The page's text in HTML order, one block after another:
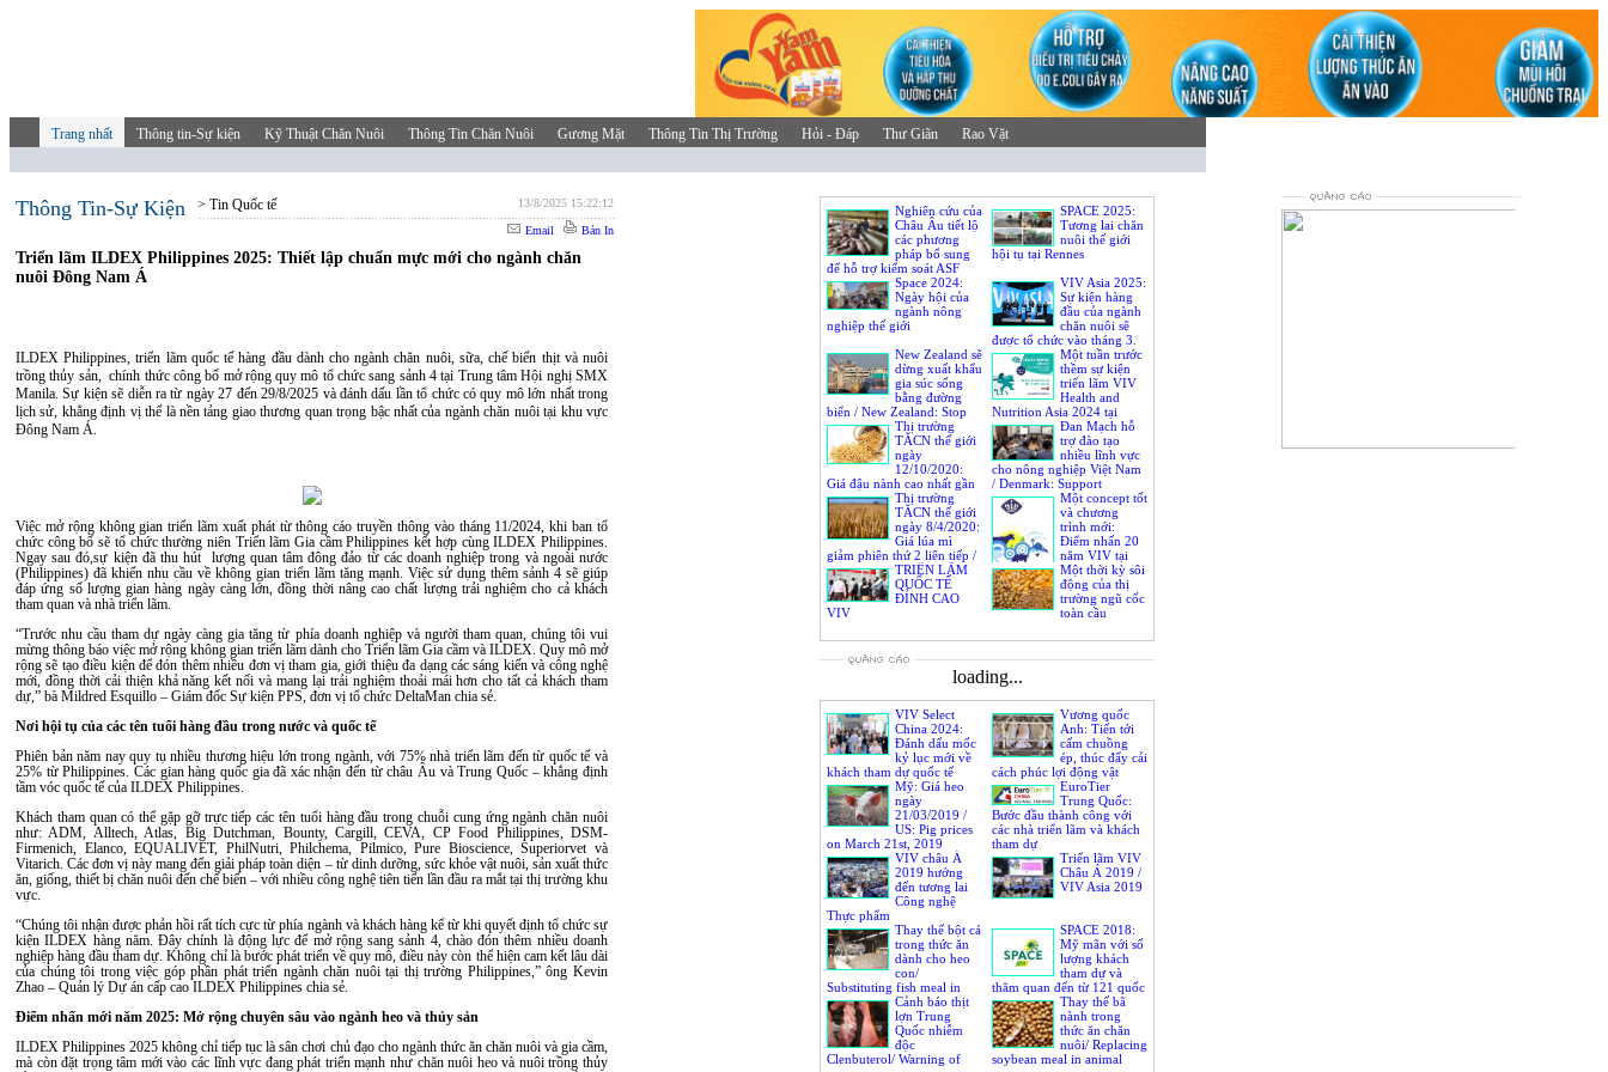
Trang nhất Thông tin-Sự kiện Kỹ Thuật Chăn Nuôi Thông Tin Chăn Nuôi Gương Mặt Thông Tin Thị Trường Hỏi - Đáp Thư Giãn Rao Vặt
Thông Tin-Sự Kiện > Tin Quốc tế 13/8/2025 15:22:12
Email Bản In
Triển lãm ILDEX Philippines 2025: Thiết lập chuẩn mực mới cho ngành chăn
nuôi Đông Nam Á
ILDEX Philippines, triển lãm quốc tế hàng đầu dành cho ngành chăn nuôi, sữa, chế biến thịt và nuôi
trồng thủy sản, chính thức công bố mở rộng quy mô tổ chức sang sảnh 4 tại Trung tâm Hội nghị SMX
Manila. Sự kiện sẽ diễn ra từ ngày 27 đến 29/8/2025 và đánh dấu lần tổ chức có quy mô lớn nhất trong
lịch sử, khẳng định vị thế là nền tảng giao thương quan trọng bậc nhất của ngành chăn nuôi tại khu vực
Đông Nam Á.
Việc mở rộng không gian triển lãm xuất phát từ thông cáo truyền thông vào tháng 11/2024, khi ban tổ
chức công bố sẽ tổ chức thường niên Triển lãm Gia cầm Philippines kết hợp cùng ILDEX Philippines.
Ngay sau đó,sự kiện đã thu hút lượng quan tâm đông đảo từ các doanh nghiệp trong và ngoài nước
(Philippines) đã khiến nhu cầu về không gian triển lãm tăng mạnh. Việc sử dụng thêm sảnh 4 sẽ giúp
đáp ứng số lượng gian hàng ngày càng lớn, đồng thời nâng cao chất lượng trải nghiệm cho cả khách
tham quan và nhà triển lãm.
“Trước nhu cầu tham dự ngày càng gia tăng từ phía doanh nghiệp và người tham quan, chúng tôi vui
mừng thông báo việc mở rộng không gian triển lãm dành cho Triển lãm Gia cầm và ILDEX. Quy mô mở
rộng sẽ tạo điều kiện để đón thêm nhiều đơn vị tham gia, giới thiệu đa dạng các sáng kiến và công nghệ
mới, đồng thời cải thiện khả năng kết nối và mang lại trải nghiệm thoải mái hơn cho tất cả khách tham
dự,” bà Mildred Esquillo – Giám đốc Sự kiện PPS, đơn vị tổ chức DeltaMan chia sẻ.
Nơi hội tụ của các tên tuổi hàng đầu trong nước và quốc tế
Phiên bản năm nay quy tụ nhiều thương hiệu lớn trong ngành, với 75% nhà triển lãm đến từ quốc tế và
25% từ Philippines. Các gian hàng quốc gia đã xác nhận đến từ châu Âu và Trung Quốc – khẳng định
tầm vóc quốc tế của ILDEX Philippines.
Khách tham quan có thể gặp gỡ trực tiếp các tên tuổi hàng đầu trong chuỗi cung ứng ngành chăn nuôi
như: ADM, Alltech, Atlas, Big Dutchman, Bounty, Cargill, CEVA, CP Food Philippines, DSM-
Firmenich, Elanco, EQUALIVET, PhilNutri, Philchema, Pilmico, Pure Bioscience, Superiorvet và
Vitarich. Các đơn vị này mang đến giải pháp toàn diện – từ dinh dưỡng, sức khỏe vật nuôi, sản xuất thức
ăn, giống, thiết bị chăn nuôi đến chế biến – với nhiều công nghệ tiên tiến lần đầu ra mắt tại thị trường khu
vực.
“Chúng tôi nhận được phản hồi rất tích cực từ phía ngành và khách hàng kể từ khi quyết định tổ chức sự
kiện ILDEX hàng năm. Đây chính là động lực để mở rộng sang sảnh 4, chào đón thêm nhiều doanh
nghiệp hàng đầu tham dự. Không chỉ là bước phát triển về quy mô, điều này còn thể hiện cam kết lâu dài
của chúng tôi trong việc góp phần phát triển ngành chăn nuôi tại thị trường Philippines,” ông Kevin
Zhao – Quản lý Dự án cấp cao ILDEX Philippines chia sẻ.
Điểm nhấn mới năm 2025: Mở rộng chuyên sâu vào ngành heo và thủy sản
ILDEX Philippines 2025 không chỉ tiếp tục là sân chơi chủ đạo cho ngành thức ăn chăn nuôi và gia cầm,
mà còn đặt trọng tâm mới vào các lĩnh vực đang phát triển mạnh như chăn nuôi heo và nuôi trồng thủy
SPACE 2025:
Tương lai chăn
nuôi thế giới
hội tụ tại Rennes
Nghiên cứu của
Châu Âu tiết lộ
các phương
pháp bổ sung
để hỗ trợ kiểm soát ASF
VIV Asia 2025:
Sự kiện hàng
đầu của ngành
chăn nuôi sẽ
được tổ chức vào tháng 3.
Space 2024:
Ngày hội của
ngành nông
nghiệp thế giới
Một tuần trước
thềm sự kiện
triển lãm VIV
Health and
Nutrition Asia 2024 tại
Bangkok
New Zealand sẽ
dừng xuất khẩu
gia súc sống
bằng đường
biển / New Zealand: Stop
exporting live livestock by
Đan Mạch hỗ
trợ đào tạo
nhiều lĩnh vực
cho nông nghiệp Việt Nam
/ Denmark: Support
training in many fields for
Vietnamese agriculture
Thị trường
TĂCN thế giới
ngày
12/10/2020:
Giá đậu nành cao nhất gần
2 năm / World animal feed
market on October 12th,
2020: Prices of soybean is
highest since 2018
Một concept tốt
và chương
trình mới:
Điểm nhấn 20
năm VIV tại
Trung Quốc!
Thị trường
TĂCN thế giới
ngày 8/4/2020:
Giá lúa mì
giảm phiên thứ 2 liên tiếp /
World animal feed market
on April 8th, 2020: Prices
of wheat down for 2nd
session in a row
Một thời kỳ sôi
động của thị
trường ngũ cốc
toàn cầu
TRIỂN LÃM
QUỐC TẾ
ĐỈNH CAO
VIV
loading...
Vương quốc
Anh: Tiến tới
cấm chuồng
ép, thúc đẩy cải
cách phúc lợi động vật
trong ngành chăn nuôi
VIV Select
China 2024:
Đánh dấu mốc
kỷ lục mới về
khách tham dự quốc tế
EuroTier
Trung Quốc:
Bước đầu thành công với
các nhà triển lãm và khách
tham dự
Mỹ: Giá heo
ngày
21/03/2019 /
US: Pig prices
on March 21st, 2019
Triển lãm VIV
Châu Á 2019 /
VIV Asia 2019
VIV châu Á
2019 hướng
đến tương lai
Công nghệ
Thực phẩm
SPACE 2018:
Mỹ mãn với số
lượng khách
tham dự và
thăm quan đến từ 121 quốc
gia trên toàn thế giới
Thay thế bột cá
trong thức ăn
dành cho heo
con/
Substituting fish meal in
piglet diets
Thay thế bã
nành trong
thức ăn chăn
nuôi/ Replacing
soybean meal in animal
Cảnh báo thịt
lợn Trung
Quốc nhiễm
độc
Clenbuterol/ Warning of